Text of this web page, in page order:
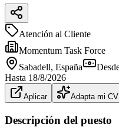
Atención al Cliente
Momentum Task Force
Sabadell, España
Hasta 18/8/2026
Aplicar Adapta mi
Descripción del puesto